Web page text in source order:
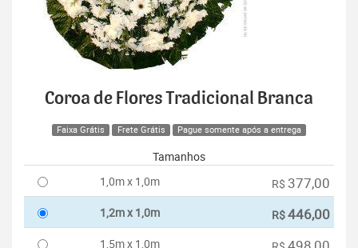
Coroa de Flores Tradicional Branca
Faixa Grátis Frete Grátis Pague somente após a entrega
Tamanhos
1,0m x 1,0m
R$ 377,00
1,2m x 1,0m R$446,00
1,5m x 1,0m